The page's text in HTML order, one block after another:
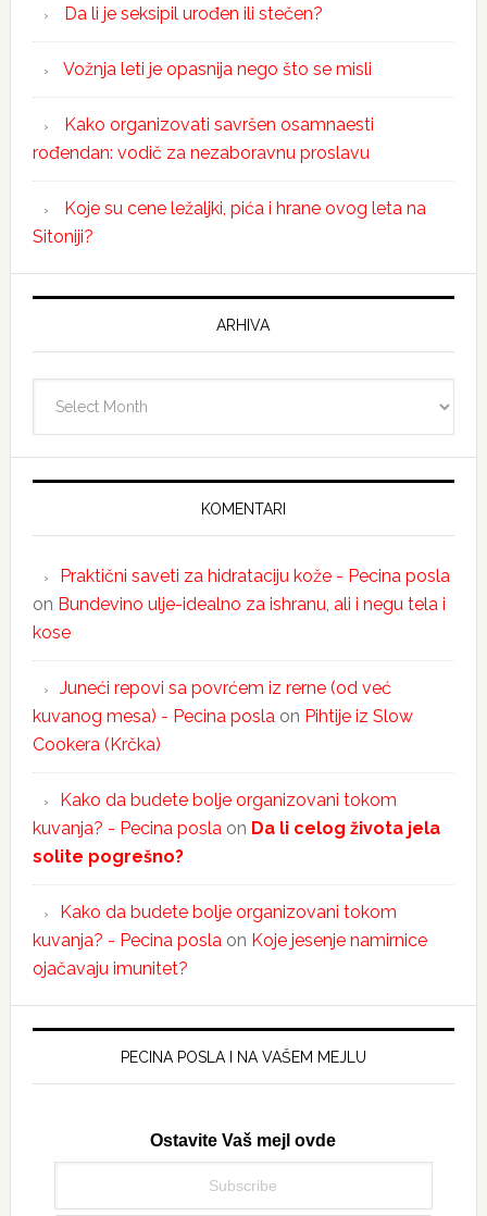
Da li je seksipil urođen ili stečen?
Vožnja leti je opasnija nego što se misli
Kako organizovati savršen osamnaesti
rođendan: vodič za nezaboravnu proslavu
Koje su cene ležaljki, pića i hrane ovog leta na
Sitoniji?
ARHIVA
KOMENTARI
Praktični saveti za hidrataciju kože - Pecina posla
on Bundevino ulje-idealno za ishranu, ali i negu tela i
kose
Juneći repovi sa povrćem iz rerne (od već
kuvanog mesa) - Pecina posla on Pihtije iz Slow
Cookera (Krčka)
Kako da budete bolje organizovani tokom
kuvanja? - Pecina posla on Da li celog života jela
solite pogrešno?
Kako da budete bolje organizovani tokom
kuvanja? - Pecina posla on Koje jesenje namirnice
ojačavaju imunitet?
PECINA POSLA I NA VAŠEM MEJLU
Ostavite Vaš mejl ovde